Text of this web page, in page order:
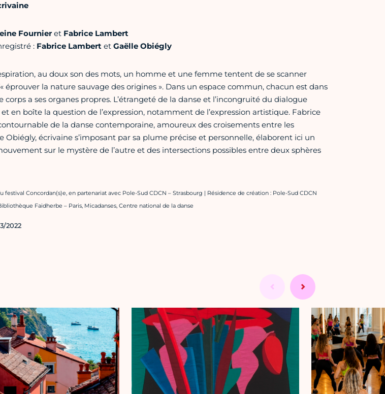
Fournieret Fabrice Lambert
: Fabrice Lambertet Gaëlle Obiégly
au doux son des mots, un homme et une femme tentent de se scanner
éprouver la nature sauvage des origines ». Dans un espace commun, chacun est dans
corps a ses organes propres. L’étrangeté de la danse et l’incongruité du dialogue
en boîte la question de l’expression, notamment de l’expression artistique. Fabrice
de la danse contemporaine, amoureux des croisements entre les
Obiégly, écrivaine s’imposant par sa plume précise et personnelle, élaborent ici un
sur le mystère de l’autre et des intersections possibles entre deux sphères
festival Concordan(s)e, en partenariat avec Pole-Sud CDCN – Strasbourg | Résidence de création : Pole-Sud CDCN
Faidherbe – Paris, Micadanses, Centre national de la danse
2022